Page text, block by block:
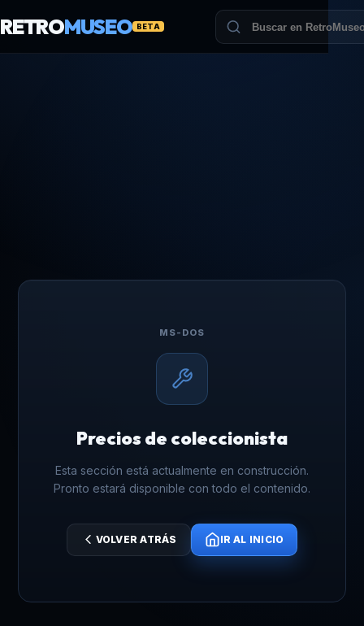
RETROMUSEO BETA
MS-DOS
Precios de coleccionista
Esta sección está actualmente en construcción.
Pronto estará disponible con todo el contenido.
VOLVER ATRÁS IR AL INICIO